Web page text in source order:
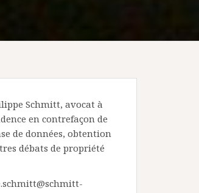
Schmitt, avocat à
en contrefaçon de
de données, obtention
débats de propriété